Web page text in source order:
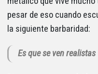
pesar de eso cuando
la siguiente barbaridad:
Es que se ven realistas